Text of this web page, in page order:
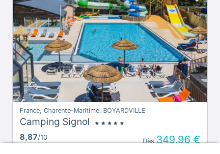
France, Charente-Maritime, BOYARDVILLE
Camping Signol
8,87/10
30 avis
Dès349,96 €